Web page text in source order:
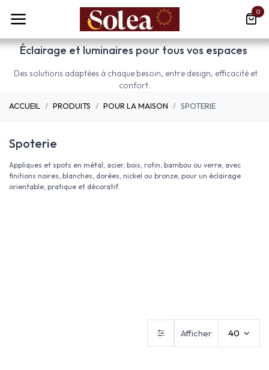
Se rendre au contenu
0
Éclairage et luminaires pour tous vos espaces
Des solutions adaptées à chaque besoin, entre design, efficacité et
confort.
ACCUEIL PRODUITS POUR LA MAISON SPOTERIE
Spoterie
Appliques et spots en métal, acier, bois, rotin, bambou ou verre, avec
finitions noires, blanches, dorées, nickel ou bronze, pour un éclairage
orientable, pratique et décoratif.
Afficher 40